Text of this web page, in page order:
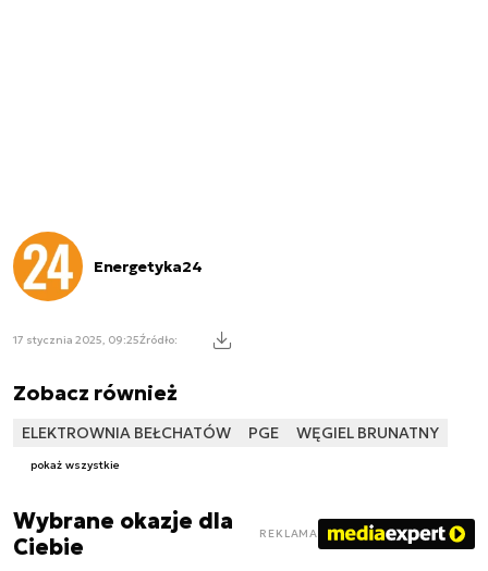
Energetyka24
17 stycznia 2025, 09:25Źródło:
Zobacz również
ELEKTROWNIA BEŁCHATÓW PGE WĘGIEL BRUNATNY
pokaż wszystkie
Wybrane okazje dla
Ciebie
REKLAMA